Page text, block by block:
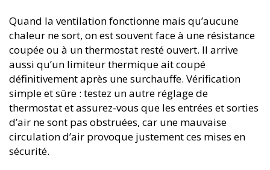
Quand la ventilation fonctionne mais qu’aucune
chaleur ne sort, on est souvent face à une résistance
coupée ou à un thermostat resté ouvert. Il arrive
aussi qu’un limiteur thermique ait coupé
définitivement après une surchauffe. Vérification
simple et sûre : testez un autre réglage de
thermostat et assurez-vous que les entrées et sorties
d’air ne sont pas obstruées, car une mauvaise
circulation d’air provoque justement ces mises en
sécurité.